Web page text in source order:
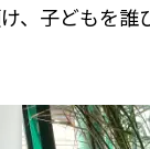
、子どもを